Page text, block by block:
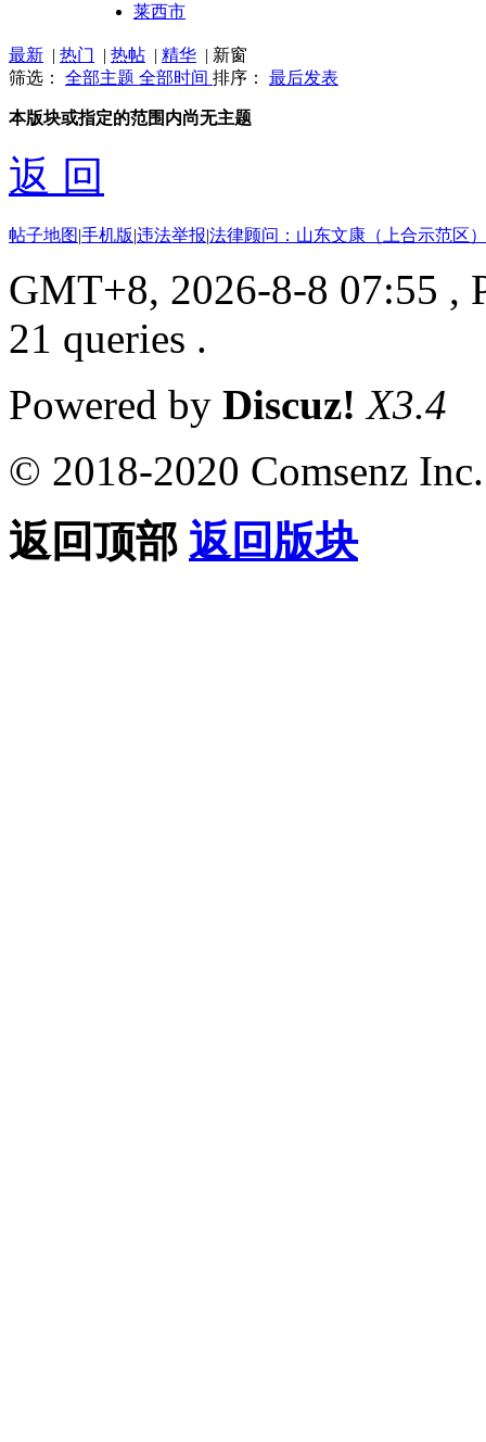
莱西市
最新 | 热门 | 热帖 | 精华 | 新窗
筛选： 全部主题 全部时间 排序： 最后发表
本版块或指定的范围内尚无主题
返 回
帖子地图|手机版|违法举报|法律顾问：山东文康（上合示范区
GMT+8, 2026-8-8 07:55 ,
21 queries .
Powered by Discuz! X3.4
© 2018-2020 Comsenz Inc.
返回顶部 返回版块